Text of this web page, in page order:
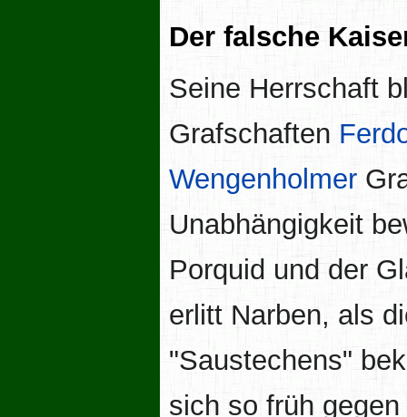
Der falsche
Seine Herrschaft
Grafschaften
Wengenholmer
Unabhängigkeit
Porquid und der
erlitt Narben, als
"Saustechens"
sich so früh